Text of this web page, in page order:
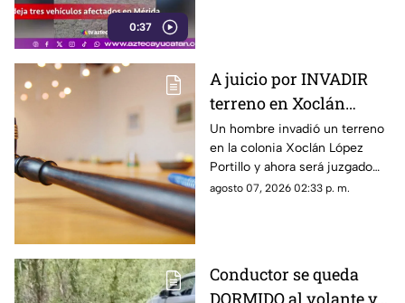
0:37
A juicio por INVADIR
terreno en Xoclán
López Portillo; esto es
lo que se sabe
Un hombre invadió un terreno
en la colonia Xoclán López
Portillo y ahora será juzgado
por las autorides por el delito
agosto 07, 2026 02:33 p. m.
Conductor se queda
DORMIDO al volante y